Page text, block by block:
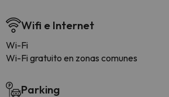
Wifi e Internet
Wi-Fi
Wi-Fi gratuito en zonas comunes
Parking